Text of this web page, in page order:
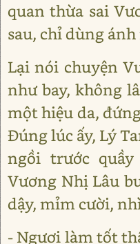
quan thừa sai
sau, chỉ dùng
Lại nói chuyện
như bay, không
một hiệu da,
Đúng lúc ấy, Lý
ngồi trước
Vương Nhị Lâu
dậy, mỉm cười,
- Ngươi làm tốt